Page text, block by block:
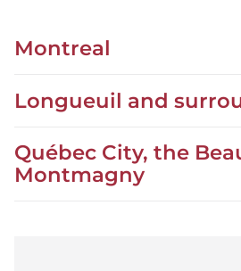
Montreal
Longueuil and
Québec City, the
Montmagny